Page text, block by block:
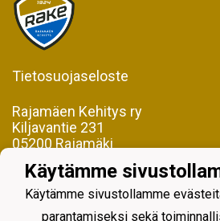
Tietosuojaseloste
Rajamäen Kehitys ry
Kiljavantie 231
05200 Rajamäki
Y-tunnus 0598128-2
Käytämme
Käytämme sivustollamme
parantamiseksi sekä